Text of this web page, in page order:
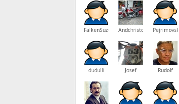
FalkenSuzuki Andchristoph Pejrimovsky
dudulli Josef Rudolf